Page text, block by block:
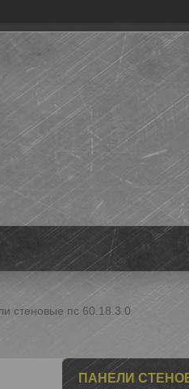
стеновые пс 60.18.3.0
ПАНЕЛИ